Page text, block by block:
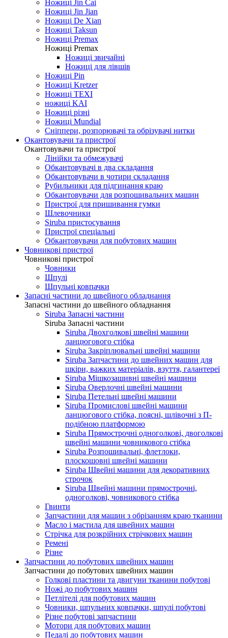
Ножиці Jin Cai
Ножиці Jin Jian
Ножиці De Xian
Ножиці Taksun
Ножиці Premax
Ножиці Premax
Ножиці звичайні
Ножиці для лівшів
Ножиці Pin
Ножиці Kretzer
Ножиці TEXI
ножиці KAI
Ножиці різні
Ножиці Mundial
Сніппери, розпорювачі та обрізувачі нитки
Окантовувачи та пристрої
Окантовувачи та пристрої
Лінійки та обмежувачі
Обкантовувачі в два складання
Обкантовувачи в чотири складання
Рубильники для підгинання краю
Обкантовувачи для розпошивальних машин
Пристрої для пришивання гумки
Шлевочники
Siruba пристосування
Пристрої спеціальні
Обкантовувачи для побутових машин
Човникові пристрої
Човникові пристрої
Човники
Шпулі
Шпульні ковпачки
Запасні частини до швейного обладнання
Запасні частини до швейного обладнання
Siruba Запасні частини
Siruba Запасні частини
Siruba Двохголкові швейні машини
ланцюгового стібка
Siruba Закріплювальні швейні машини
Siruba Запчастини до швейних машин для
шкіри, важких матеріалів, взуття, галантереї
Siruba Мішкозашивні швейні машини
Siruba Оверлочні швейні машини
Siruba Петельні швейні машини
Siruba Промислові швейні машини
ланцюгового стібка, поясні, шлівочні з П-
подібною платформою
Siruba Прямострочні одноголкові, двоголкові
швейні машини човникового стібка
Siruba Розпошивальні, флетлоки,
плоскошовні швейні машини
Siruba Швейні машини для декоративних
строчок
Siruba Швейні машини прямострочні,
одноголкові, човникового стібка
Гвинти
Запчастини для машин з обрізанням краю тканини
Масло і мастила для швейних машин
Стрічка для розкрійних стрічкових машин
Ремені
Різне
Запчастини до побутових швейних машин
Запчастини до побутових швейних машин
Голкові пластини та двигуни тканини побутові
Ножі до побутових машин
Петлітелі для побутових машин
Човники, шпульних ковпачки, шпулі побутові
Різне побутові запчастини
Мотори для побутових машин
Педалі до побутових машин